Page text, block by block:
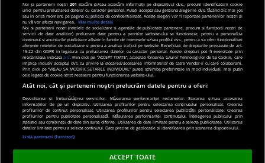
© 2019 PRO TV S.R.L |Politica de Cookie|Politica
de confidentialitate
Noi și partenerii noștri201 stocăm și/sau accesăm informații pe dispozitivul dvs., precum identificatorii cookie
unici pentru prelucrarea datelor cu caracter personal. Puteți accepta sau gestiona alegerile dvs. făcând clic mai jos
sau în orice moment, pe pagina cu politica de confidențialitate. Aceste alegeri vor fi raportate partenerilor noștri și
nu vă vor afecta navigarea.
Mai multe detalii
Noi si partenerii nostri (retelele de socializare si agentiile de publicitate partenere, precum si furnizorii nostri de
servicii de date analitice) prelucram date pentru a permite website-ului sa functioneze, pentru a personaliza
continutul si anunturile publicitare afisate in functie de interesele si/sau profilul dvs., pentru a va oferi functionalitati
aferente retelelor de socializare si pentru a analiza traficul pe website. Beneficiati de drepturile prevazute de art.
15-22 din GDPR in legatura cu prelucrarea datelor cu caracter personal. Aceste drepturi pot fi exercitate prin
modalitatea indicata aici. Prin click pe “ACCEPT TOATE”, acceptati folosirea tuturor Tehnologiilor de tip Cookie, care
implica inclusiv acceptul dvs. cu privire la stocarea/accesarea informatiilor de catre Vendor-ii cu care colaboram.
Prin click pe “VREAU SA MODIFIC SETARILE INDIVIDUAL” puteti schimba preferintele in mod individual, mai putin
cele legate de cookie strict necesare pentru functionarea website-ului.
Atât noi, cât și partenerii noștri prelucrăm datele pentru a oferi:
Dezvoltarea și îmbunătățirea serviciilor. Măsurarea performanței reclamelor. Stocarea și/sau accesarea
informațiilor de pe un dispozitiv. Utilizarea profilurilor pentru selectarea conținutului personalizat. Crearea
profilurilor de conținut personalizat. Utilizarea profilurilor pentru selectarea publicității personalizate. Crearea
profilurilor pentru publicitate personalizată. Măsurarea performanței conținutului. Înțelegerea publicului prin
statistici sau combinații de date din surse diferite. Utilizarea de date limitate pentru a selecta publicitatea. Utilizarea
datelor limitate pentru a selecta conținutul. Date precise de geolocație și identificarea prin scanarea dispozitivului.
Listă parteneri (furnizori)
ACCEPT TOATE